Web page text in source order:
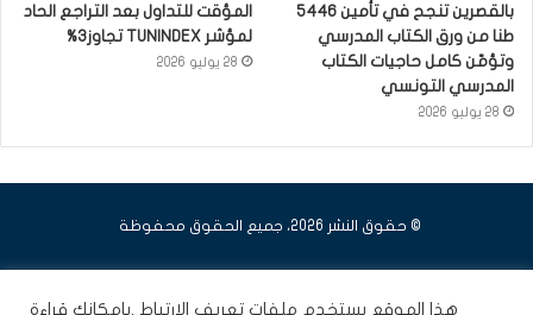
بالقصرين تنجح في تأمين 5446
طنا من ورق الكتاب المدرسي
وتؤمّن كامل حاجيات الكتاب
المدرسي التونسي
28 يوليو 2026
المؤقت للتداول بعد التراجع الحاد
لمؤشر TUNINDEX تجاوز3%
28 يوليو 2026
© حقوق النشر 2026، جميع الحقوق محفوظة
هذا الموقع يستخدم ملفات تعريف الارتباط .بامكانك قراءة